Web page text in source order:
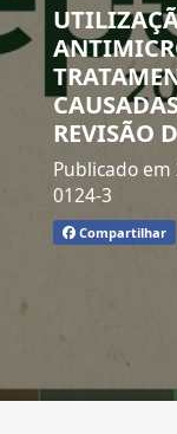
REVISÃO
Publicado
0124-3
Compartilhar